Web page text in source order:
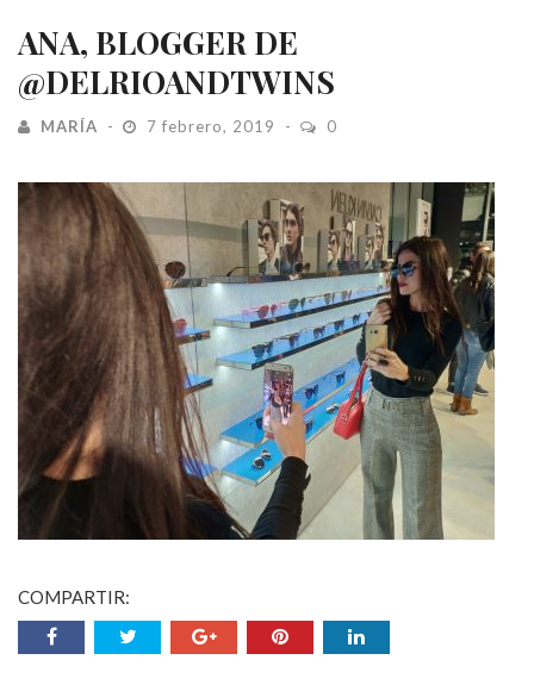
ANA, BLOGGER DE
@DELRIOANDTWINS
MARÍA 7 febrero, 2019 0
COMPARTIR: